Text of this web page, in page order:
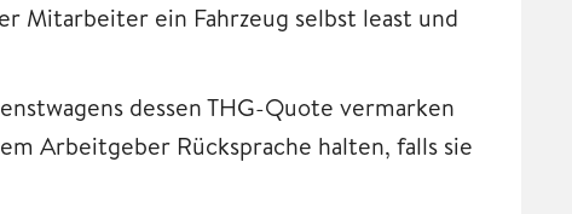
Mitarbeiter ein Fahrzeug selbst least und
dessen THG-Quote vermarken
Arbeitgeber Rücksprache halten, falls sie